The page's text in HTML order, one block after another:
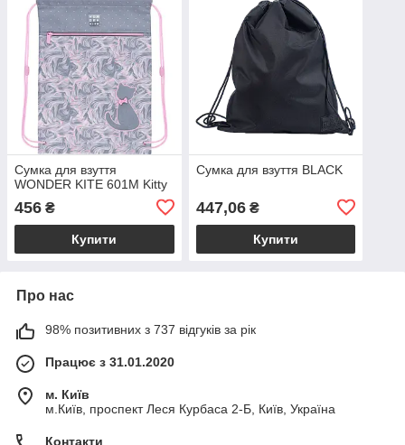
Сумка для взуття
WONDER KITE 601M Kitty
456 ₴
Купити
Сумка для взуття BLACK
447,06₴
Купити
Про нас
98% позитивних з 737 відгуків за рік
Працює з 31.01.2020
м. Київ
м.Київ, проспект Леся Курбаса 2-Б, Київ, Україна
Контакти